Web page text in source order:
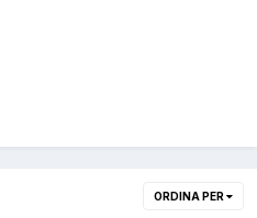
ORDINA PER